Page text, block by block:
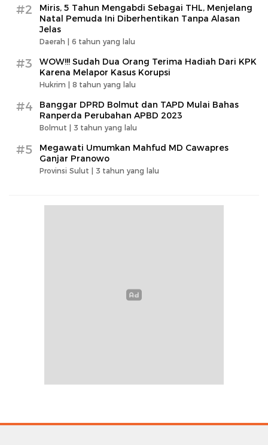
#2
Miris, 5 Tahun Mengabdi Sebagai THL, Menjelang
Natal Pemuda Ini Diberhentikan Tanpa Alasan
Jelas
Daerah | 6 tahun yang lalu
#3
WOW!!! Sudah Dua Orang Terima Hadiah Dari KPK
Karena Melapor Kasus Korupsi
Hukrim | 8 tahun yang lalu
#4
Banggar DPRD Bolmut dan TAPD Mulai Bahas
Ranperda Perubahan APBD 2023
Bolmut | 3 tahun yang lalu
#5
Megawati Umumkan Mahfud MD Cawapres
Ganjar Pranowo
Provinsi Sulut | 3 tahun yang lalu